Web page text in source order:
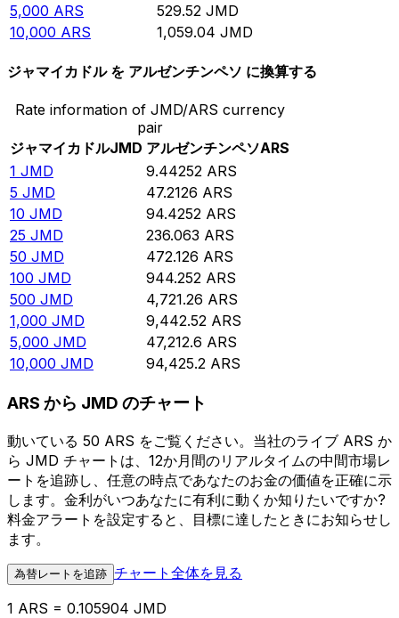
5,000 ARS 529.52 JMD
10,000 ARS 1,059.04 JMD
ジャマイカドル を アルゼンチンペソ に換算する
Rate information of JMD/ARS currency
pair
ジャマイカドルJMD アルゼンチンペソARS
1 JMD 9.44252 ARS
5 JMD 47.2126 ARS
10 JMD 94.4252 ARS
25 JMD 236.063 ARS
50 JMD 472.126 ARS
100 JMD 944.252 ARS
500 JMD 4,721.26 ARS
1,000 JMD 9,442.52 ARS
5,000 JMD 47,212.6 ARS
10,000 JMD 94,425.2 ARS
ARS から JMD のチャート
動いている 50 ARS をご覧ください。当社のライブ ARS か
ら JMD チャートは、12か月間のリアルタイムの中間市場レ
ートを追跡し、任意の時点であなたのお金の価値を正確に示
します。金利がいつあなたに有利に動くか知りたいですか?
料金アラートを設定すると、目標に達したときにお知らせし
ます。
為替レートを追跡 チャート全体を見る
1 ARS = 0.105904 JMD